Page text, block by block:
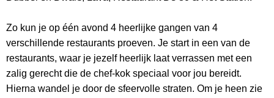
Zo kun je op één avond 4 heerlijke gangen van 4
verschillende restaurants proeven. Je start in een van de
restaurants, waar je jezelf heerlijk laat verrassen met een
zalig gerecht die de chef-kok speciaal voor jou bereidt.
Hierna wandel je door de sfeervolle straten. Om je heen zie